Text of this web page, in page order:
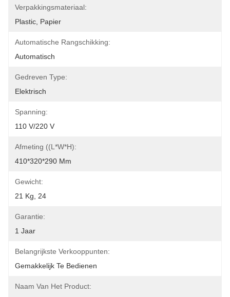
Verpakkingsmateriaal:
Plastic, Papier
Automatische Rangschikking:
Automatisch
Gedreven Type:
Elektrisch
Spanning:
110 V/220 V
Afmeting ((L*W*H):
410*320*290 Mm
Gewicht:
21 Kg, 24
Garantie:
1 Jaar
Belangrijkste Verkooppunten:
Gemakkelijk Te Bedienen
Naam Van Het Product: